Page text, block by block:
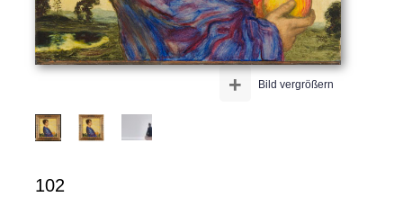
Bild vergrößern
+
102